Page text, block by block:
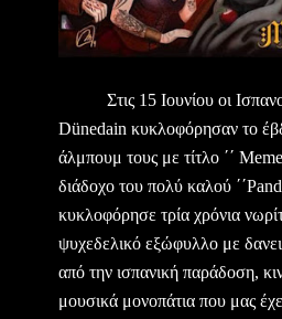
Στις 15 Ιουνίου οι
Dünedain κυκλοφόρησαν το
άλμπουμ τους με τίτλο ΄΄
διάδοχο του πολύ καλού
κυκλοφόρησε τρία χρόνια
ψυχεδελικό εξώφυλλο με
από την ισπανική παράδοση,
μουσικά μονοπάτια που μας